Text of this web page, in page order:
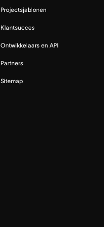
Projectsjablonen
Klantsucces
Ontwikkelaars en API
Partners
Sitemap